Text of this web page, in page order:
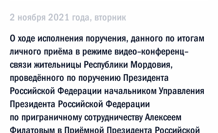
2 ноября 2021 года, вторник
О ходе исполнения поручения, данного по итогам
личного приёма в режиме видео–конференц–
связи жительницы Республики Мордовия,
проведённого по поручению Президента
Российской Федерации начальником Управления
Президента Российской Федерации
по приграничному сотрудничеству Алексеем
Филатовым в Приёмной Президента Российской